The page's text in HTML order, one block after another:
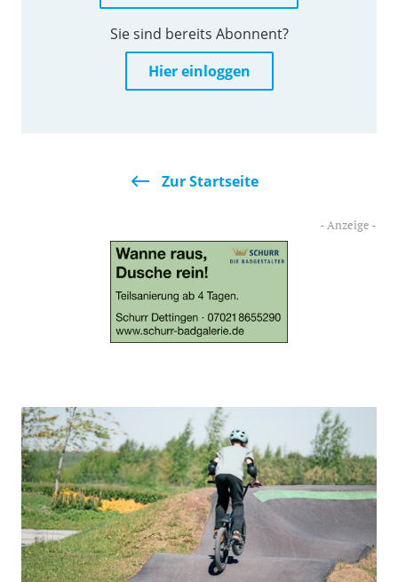
Sie sind bereits Abonnent?
Hier einloggen
Zur Startseite